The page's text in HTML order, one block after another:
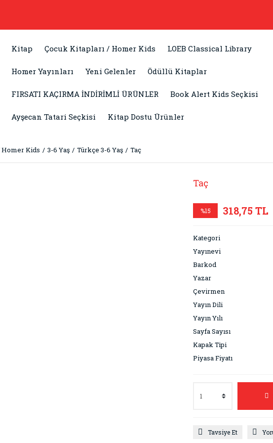
Kitap Çocuk Kitapları / Homer Kids LOEB Classical Library
Homer Yayınları Yeni Gelenler Ödüllü Kitaplar
FIRSATI KAÇIRMA İNDİRİMLİ ÜRÜNLER Book Alert Kids Seçkisi
Ayşecan Tatari Seçkisi Kitap Dostu Ürünler
Homer Kids 3-6 Yaş Türkçe 3-6 Yaş Taç
Taç
%15 318,75 TL
Kategori
Yayınevi
Barkod
Yazar
Çevirmen
Yayın Dili
Yayın Yılı
Sayfa Sayısı
Kapak Tipi
Piyasa Fiyatı
Tavsiye Et